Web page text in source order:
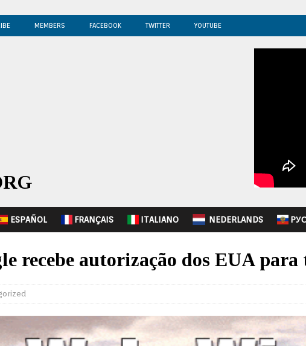
MEMBERS FACEBOOK TWITTER YOUTUBE
ESPAÑOL FRANÇAIS ITALIANO NEDERLANDS
recebe autorização dos EUA para